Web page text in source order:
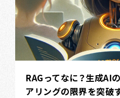
RAGってなに？生成AI
アリングの限界を突破